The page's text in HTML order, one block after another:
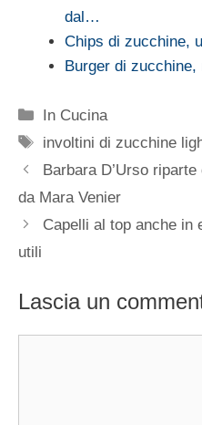
dal…
Chips di zucchine,
Burger di
Categorie
In Cucina
Tag
involtini di zucchine
Barbara D’Urso
da Mara Venier
Capelli al top anche in
utili
Lascia un